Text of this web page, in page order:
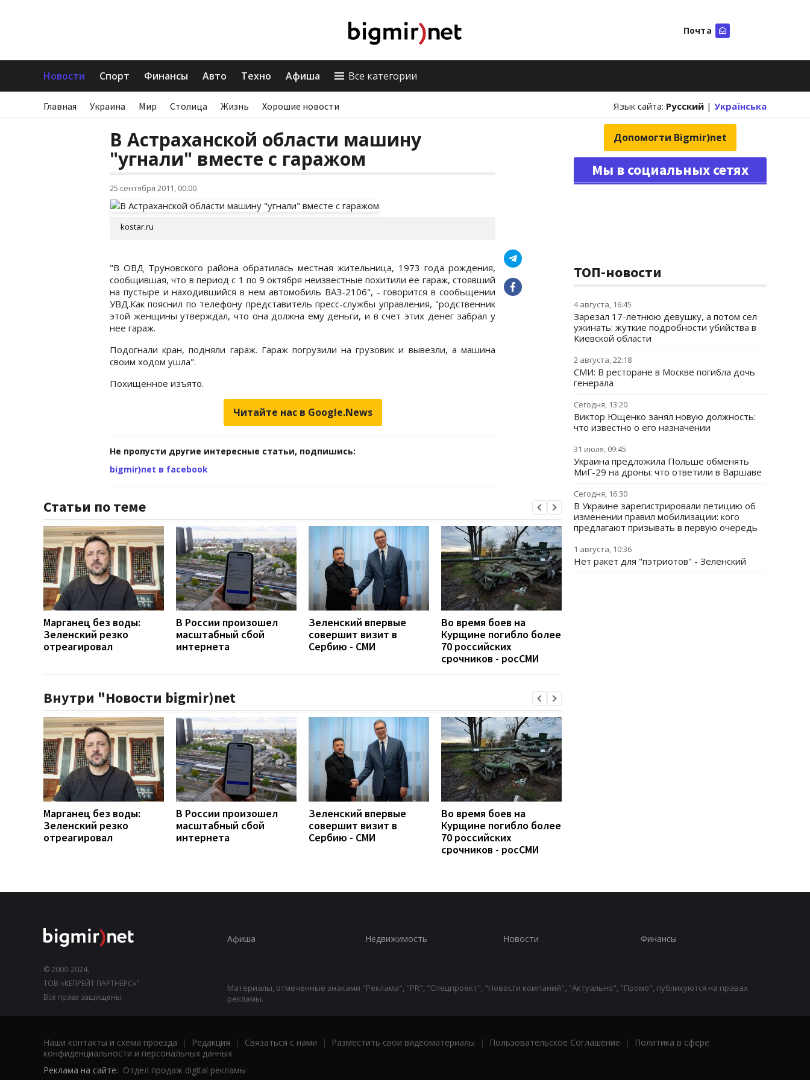
Почта
Новости Спорт Финансы Авто Техно Афиша Все категории
Главная Украина Мир Столица Жизнь Хорошие новости Язык сайта: Русский | Українська
В Астраханской области машину
"угнали" вместе с гаражом
25 сентября 2011, 00:00
kostar.ru
"В ОВД Труновского района обратилась местная жительница, 1973 года рождения,
сообщившая, что в период с 1 по 9 октября неизвестные похитили ее гараж, стоявший
на пустыре и находившийся в нем автомобиль ВАЗ-2106", - говорится в сообьщении
УВД.Как пояснил по телефону представитель пресс-службы управления, "родственник
этой женщины утверждал, что она должна ему деньги, и в счет этих денег забрал у
нее гараж.
Подогнали кран, подняли гараж. Гараж погрузили на грузовик и вывезли, а машина
своим ходом ушла".
Похищенное изъято.
Читайте нас в Google.News
Не пропусти другие интересные статьи, подпишись:
bigmir)net в facebook
Статьи по теме
Марганец без воды:
Зеленский резко
отреагировал
В России произошел
масштабный сбой
интернета
Зеленский впервые
совершит визит в
Сербию - СМИ
Во время боев на
Курщине погибло более
70 российских
срочников - росСМИ
Внутри "Новости bigmir)net
Марганец без воды:
Зеленский резко
отреагировал
В России произошел
масштабный сбой
интернета
Зеленский впервые
совершит визит в
Сербию - СМИ
Во время боев на
Курщине погибло более
70 российских
срочников - росСМИ
Допомогти Bigmir)net
Мы в социальных сетях
ТОП-новости
4 августа, 16:45
Зарезал 17-летнюю девушку, а потом сел
ужинать: жуткие подробности убийства в
Киевской области
2 августа, 22:18
СМИ: В ресторане в Москве погибла дочь
генерала
Сегодня, 13:20
Виктор Ющенко занял новую должность:
что известно о его назначении
31 июля, 09:45
Украина предложила Польше обменять
МиГ-29 на дроны: что ответили в Варшаве
Сегодня, 16:30
В Украине зарегистрировали петицию об
изменении правил мобилизации: кого
предлагают призывать в первую очередь
1 августа, 10:36
Нет ракет для "пэтриотов" - Зеленский
© 2000-2024,
ТОВ «КЕПРЕЙТ ПАРТНЕРС»".
Все права защищены.
Афиша Недвижимость Новости Финансы
Материалы, отмеченные знаками "Реклама", "PR", "Спецпроект", "Новости компаний", "Актуально", "Промо", публикуются на правах
рекламы.
Наши контакты и схема проезда | Редакция | Связаться с нами | Разместить свои видеоматериалы | Пользовательское Соглашение |
Политика в сфере
конфиденциальности и персональных данных
Реклама на сайте: Отдел продаж digital рекламы